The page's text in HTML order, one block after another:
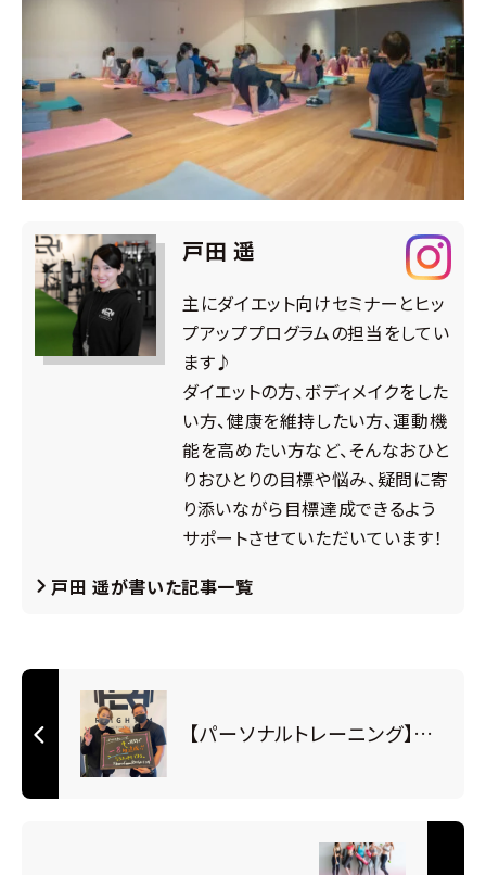
戸田 遥
主にダイエット向けセミナーとヒッ
プアッププログラムの担当をしてい
ます♪
ダイエットの方、ボディメイクをした
い方、健康を維持したい方、運動機
能を高めたい方など、そんなおひと
りおひとりの目標や悩み、疑問に寄
り添いながら目標達成できるよう
サポートさせていただいています！
戸田 遥が書いた記事一覧
【パーソナルトレーニング】お客様の成果＆お客様の声をご紹介